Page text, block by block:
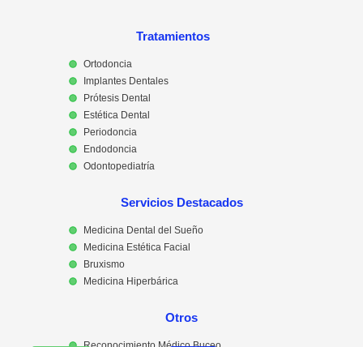
Tratamientos
Ortodoncia
Implantes Dentales
Prótesis Dental
Estética Dental
Periodoncia
Endodoncia
Odontopediatría
Servicios Destacados
Medicina Dental del Sueño
Medicina Estética Facial
Bruxismo
Medicina Hiperbárica
Otros